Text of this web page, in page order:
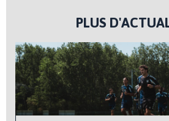
PLUS